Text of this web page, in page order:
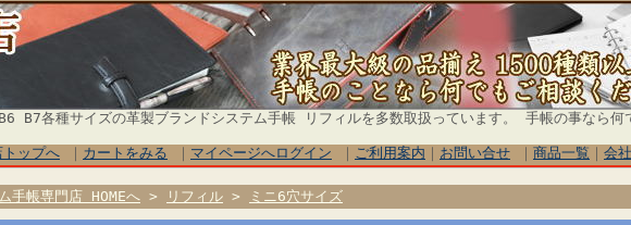
B7各種サイズの革製ブランドシステム手帳 リフィルを多数取扱っています。 手帳の事なら何
トップへ
カートをみる マイページへログイン ご利用案内 お問い合せ 商品一覧
会
手帳専門店 HOMEへ > リフィル > ミニ6穴サイズ